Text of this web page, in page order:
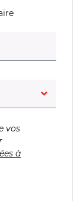
vos
à